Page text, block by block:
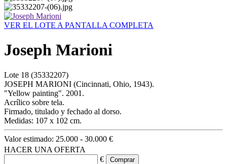
VER EL LOTE A PANTALLA COMPLETA
Joseph Marioni
Lote 18 (35332207)
JOSEPH MARIONI (Cincinnati, Ohio, 1943).
"Yellow painting". 2001.
Acrílico sobre tela.
Firmado, titulado y fechado al dorso.
Medidas: 107 x 102 cm.
Valor estimado: 25.000 - 30.000 €
HACER UNA OFERTA
€